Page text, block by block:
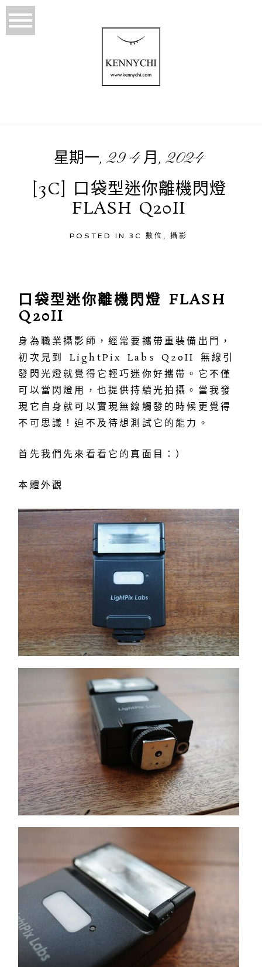
星期一, 29 4 月, 2024
[3C] 口袋型迷你離機閃燈
FLASH Q20II
POSTED IN3C 數位 ,攝影
口袋型迷你離機閃燈 FLASH
Q20II
身為職業攝影師，經常要攜帶重裝備出門，
初次見到 LightPix Labs Q20II 無線引
發閃光燈就覺得它輕巧迷你好攜帶。它不僅
可以當閃燈用，也提供持續光拍攝。當我發
現它自身就可以實現無線觸發的時候更覺得
不可思議！迫不及待想測試它的能力。
首先我們先來看看它的真面目：）
本體外觀